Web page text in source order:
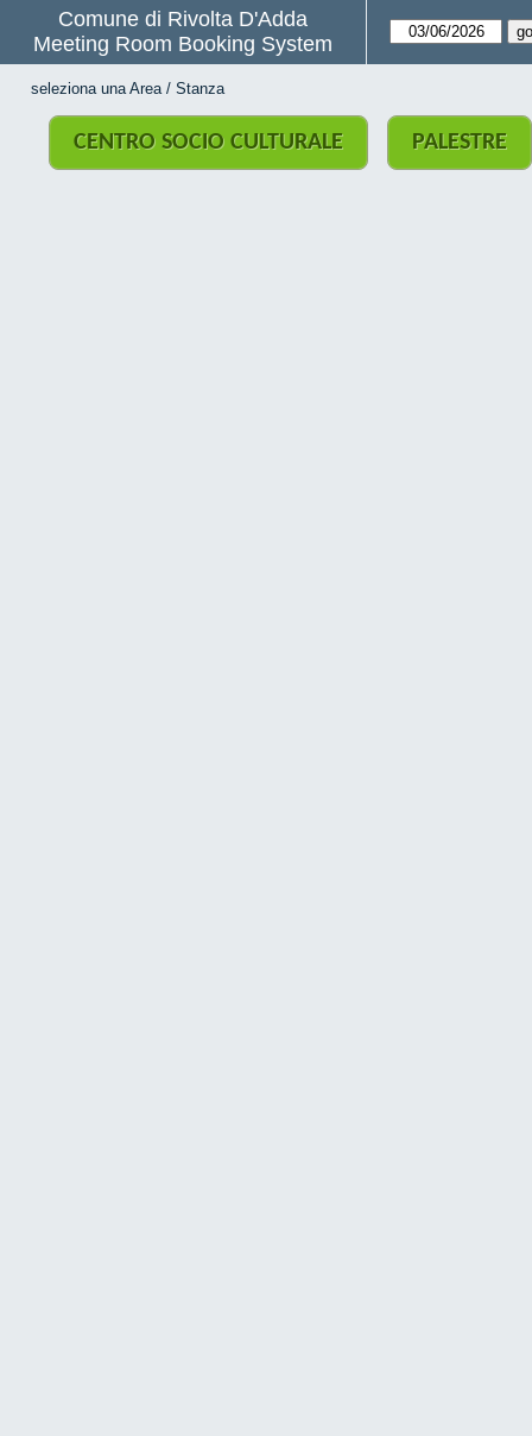
Comune di Rivolta D'Adda
Meeting Room Booking System
seleziona una Area / Stanza
CENTRO SOCIO CULTURALE PALESTRE